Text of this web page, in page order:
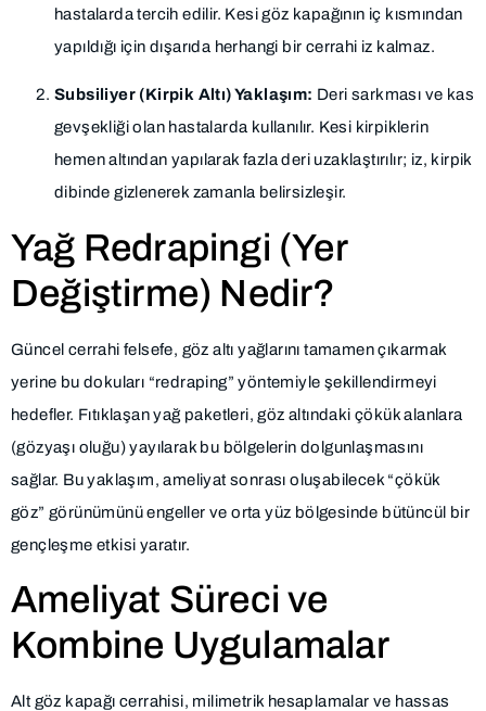
hastalarda tercih edilir. Kesi göz kapağının iç kısmından
yapıldığı için dışarıda herhangi bir cerrahi iz kalmaz.
Subsiliyer (Kirpik Altı) Yaklaşım: Deri sarkması ve kas
gevşekliği olan hastalarda kullanılır. Kesi kirpiklerin
hemen altından yapılarak fazla deri uzaklaştırılır; iz, kirpik
dibinde gizlenerek zamanla belirsizleşir.
Yağ Redrapingi (Yer
Değiştirme) Nedir?
Güncel cerrahi felsefe, göz altı yağlarını tamamen çıkarmak
yerine bu dokuları “redraping” yöntemiyle şekillendirmeyi
hedefler. Fıtıklaşan yağ paketleri, göz altındaki çökük alanlara
(gözyaşı oluğu) yayılarak bu bölgelerin dolgunlaşmasını
sağlar. Bu yaklaşım, ameliyat sonrası oluşabilecek “çökük
göz” görünümünü engeller ve orta yüz bölgesinde bütüncül bir
gençleşme etkisi yaratır.
Ameliyat Süreci ve
Kombine Uygulamalar
Alt göz kapağı cerrahisi, milimetrik hesaplamalar ve hassas